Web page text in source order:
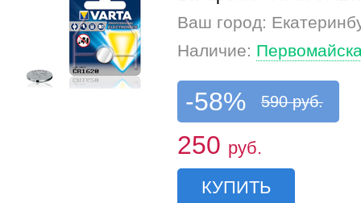
Ваш город:
Наличие:
-58% 590 руб.
250 руб.
КУПИТЬ